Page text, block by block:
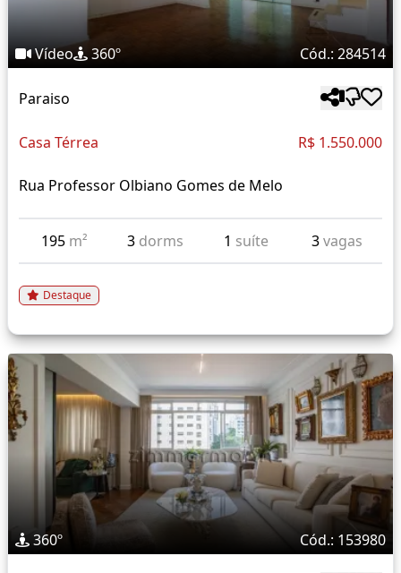
Vídeo 360º Cód.: 284514
Paraiso
Casa Térrea R$ 1.550.000
Rua Professor Olbiano Gomes de Melo
195 m² 3 dorms 1 suíte 3vagas
Destaque
360º Cód.: 153980